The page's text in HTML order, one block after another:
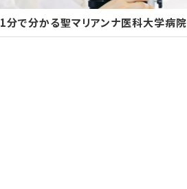
1分で分かる聖マリアンナ医科⼤学病院